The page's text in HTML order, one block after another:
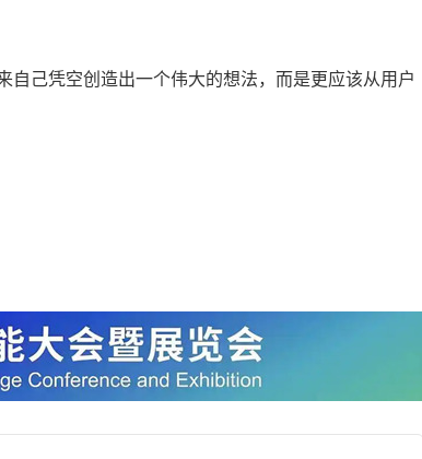
己凭空创造出一个伟大的想法，而是更应该从用户